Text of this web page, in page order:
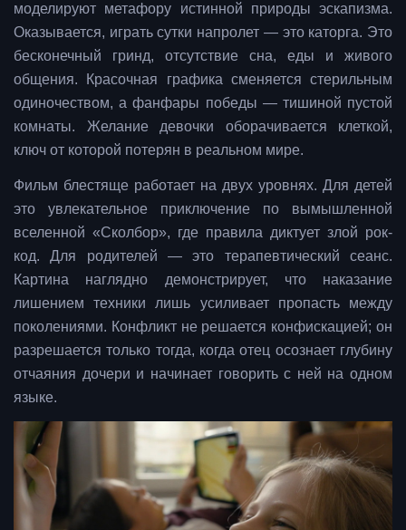
моделируют метафору истинной природы эскапизма.
Оказывается, играть сутки напролет — это каторга. Это
бесконечный гринд, отсутствие сна, еды и живого
общения. Красочная графика сменяется стерильным
одиночеством, а фанфары победы — тишиной пустой
комнаты. Желание девочки оборачивается клеткой,
ключ от которой потерян в реальном мире.
Фильм блестяще работает на двух уровнях. Для детей
это увлекательное приключение по вымышленной
вселенной «Сколбор», где правила диктует злой рок-
код. Для родителей — это терапевтический сеанс.
Картина наглядно демонстрирует, что наказание
лишением техники лишь усиливает пропасть между
поколениями. Конфликт не решается конфискацией; он
разрешается только тогда, когда отец осознает глубину
отчаяния дочери и начинает говорить с ней на одном
языке.